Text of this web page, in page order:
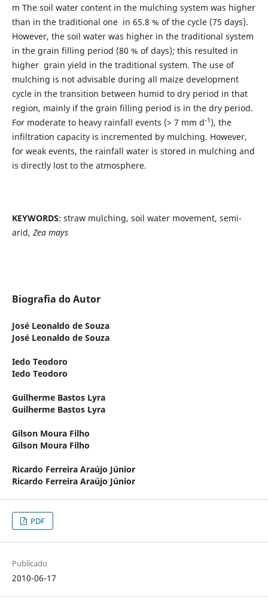
m The soil water content in the mulching system was higher
than in the traditional one in 65.8 % of the cycle (75 days).
However, the soil water was higher in the traditional system
in the grain filling period (80 % of days); this resulted in
higher grain yield in the traditional system. The use of
mulching is not advisable during all maize development
cycle in the transition between humid to dry period in that
region, mainly if the grain filling period is in the dry period.
For moderate to heavy rainfall events (> 7 mm d-1 ), the
infiltration capacity is incremented by mulching. However,
for weak events, the rainfall water is stored in mulching and
is directly lost to the atmosphere.
KEYWORDS: straw mulching, soil water movement, semi-
arid, Zea mays
Biografia do Autor
José Leonaldo de Souza
José Leonaldo de Souza
Iedo Teodoro
Iedo Teodoro
Guilherme Bastos Lyra
Guilherme Bastos Lyra
Gilson Moura Filho
Gilson Moura Filho
Ricardo Ferreira Araújo Júnior
Ricardo Ferreira Araújo Júnior
PDF
Publicado
2010-06-17